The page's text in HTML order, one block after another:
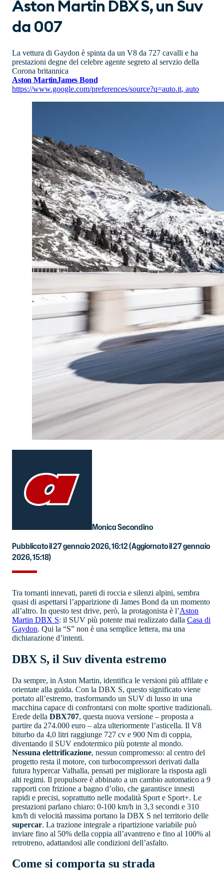
Aston Martin DBX S, un Suv
da 007
La vettura di Gaydon è spinta da un V8 da 727 cavalli e ha
prestazioni degne del celebre agente segreto al servzio della
Corona britannica
Aston MartinJames Bond
https://www.google.com/preferences/source?q=auto.it, auto
Monica Secondino
Pubblicato il 27 gennaio 2026, 16:12(Aggiornato il 27 gennaio
2026, 15:18)
Tra tornanti innevati, pareti di roccia e silenzi alpini, sembra
quasi di aspettarsi l’apparizione di James Bond da un momento
all’altro. In questo test drive, però, la protagonista è l’Aston
Martin DBX S: il SUV più potente mai realizzato dalla Casa di
Gaydon. Qui la “S” non è una semplice lettera, ma una
dichiarazione d’intenti.
DBX S, il Suv diventa estremo
Da sempre, in Aston Martin, identifica le versioni più affilate e
orientate alla guida. Con la DBX S, questo significato viene
portato all’estremo, trasformando un SUV di lusso in una
macchina capace di confrontarsi con molte sportive tradizionali.
Erede della DBX707, questa nuova versione – proposta a
partire da 274.000 euro – alza ulteriormente l’asticella. Il V8
biturbo da 4,0 litri raggiunge 727 cv e 900 Nm di coppia,
diventando il SUV endotermico più potente al mondo.
Nessuna elettrificazione, nessun compromesso: al centro del
progetto resta il motore, con turbocompressori derivati dalla
futura hypercar Valhalla, pensati per migliorare la risposta agli
alti regimi. Il propulsore è abbinato a un cambio automatico a 9
rapporti con frizione a bagno d’olio, che garantisce innesti
rapidi e precisi, soprattutto nelle modalità Sport e Sport+. Le
prestazioni parlano chiaro: 0-100 km/h in 3,3 secondi e 310
km/h di velocità massima portano la DBX S nel territorio delle
supercar. La trazione integrale a ripartizione variabile può
inviare fino al 50% della coppia all’avantreno e fino al 100% al
retrotreno, adattandosi alle condizioni dell’asfalto.
Come si comporta su strada